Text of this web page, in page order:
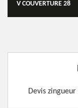
V COUVERTURE 28
Devis